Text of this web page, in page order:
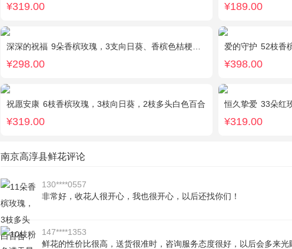
¥319.00 ¥189.00
深深的祝福 9朵香槟玫瑰，3支向日葵、香槟色桔梗、洋甘菊、尤加利
¥298.00
爱的守护 52枝香
¥398.00
祝愿安康 6枝香槟玫瑰，3枝向日葵，2枝多头白色百合
¥319.00
恒久挚爱 33朵红
¥319.00
南京高淳县鲜花评论
130****0557
非常好，收花人很开心，我也很开心，以后还找你们！
147****1353
鲜花的性价比很高，送货很准时，咨询服务态度很好，以后会多来光